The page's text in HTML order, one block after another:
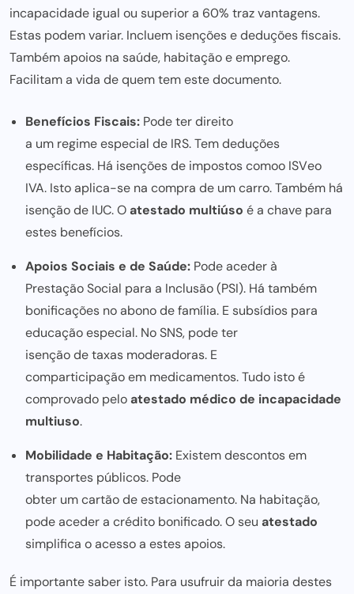
incapacidade igual ou superior a 60% traz vantagens.
Estas podem variar. Incluem isenções e deduções fiscais.
Também apoios na saúde, habitação e emprego.
Facilitam a vida de quem tem este documento.
Benefícios Fiscais: Pode ter direito
a um regime especial de IRS. Tem deduções
específicas. Há isenções de impostos comoo ISVeo
IVA. Isto aplica-se na compra de um carro. Também há
isenção de IUC. Oatestado multiúso é a chave para
estes benefícios.
Apoios Sociais e de Saúde: Pode aceder à
Prestação Social para a Inclusão (PSI). Há também
bonificações noabono de família. E subsídios para
educação especial. No SNS, pode ter
isenção de taxas moderadoras. E
comparticipação em medicamentos. Tudo isto é
comprovado peloatestado médico de incapacidade
multiuso.
Mobilidade e Habitação: Existem descontos em
transportes públicos. Pode
obter um cartão de estacionamento. Na habitação,
pode aceder a crédito bonificado. O seu atestado
simplifica o acesso a estes apoios.
É importante saber isto. Para usufruir da maioria destes